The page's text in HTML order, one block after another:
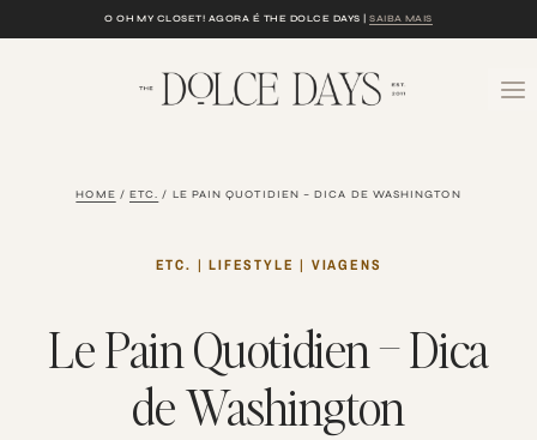
O OH MY CLOSET! AGORA É THE DOLCE DAYS |SAIBA MAIS
HOME / ETC. / LE PAIN QUOTIDIEN – DICA DE WASHINGTON
ETC. |LIFESTYLE | VIAGENS
Le Pain Quotidien – Dica
de Washington